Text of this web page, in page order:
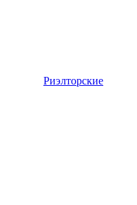
Риэлторские